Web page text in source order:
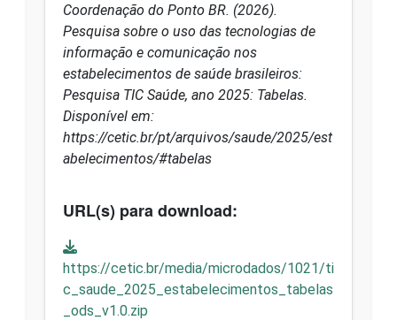
Coordenação do Ponto BR. (2026).
Pesquisa sobre o uso das tecnologias de
informação e comunicação nos
estabelecimentos de saúde brasileiros:
Pesquisa TIC Saúde, ano 2025: Tabelas.
Disponível em:
https://cetic.br/pt/arquivos/saude/2025/est
abelecimentos/#tabelas
URL(s) para download:
https://cetic.br/media/microdados/1021/ti
c_saude_2025_estabelecimentos_tabelas
_ods_v1.0.zip